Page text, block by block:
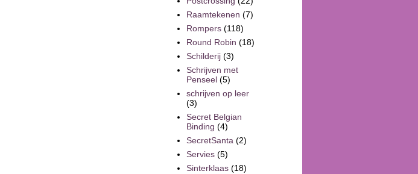
Raamtekenen (7)
Rompers (118)
Round Robin (18)
Schilderij (3)
Schrijven met
Penseel (5)
schrijven op leer
(3)
Secret Belgian
Binding (4)
SecretSanta (2)
Servies (5)
Sinterklaas (18)